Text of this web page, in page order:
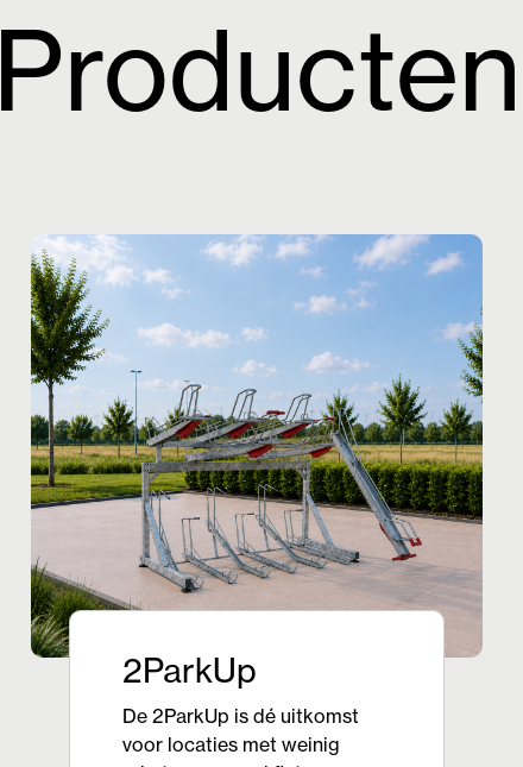
Producten
2ParkUp
De 2ParkUp is dé uitkomst
voor locaties met weinig